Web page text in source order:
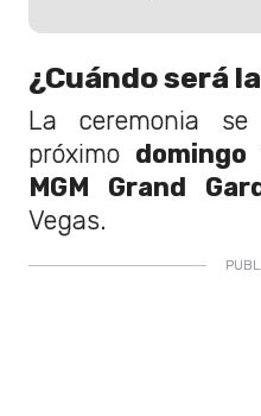
¿Cuándo será
La ceremonia
próximo
MGM Grand
Vegas.